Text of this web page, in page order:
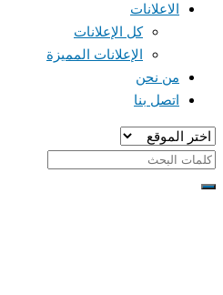
الاعلانات
كل الإعلانات
الإعلانات المميزة
من نحن
اتصل بنا